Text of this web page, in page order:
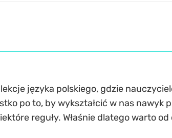
języka polskiego, gdzie
po to, by wykształcić w nas nawyk
reguły. Właśnie dlatego warto